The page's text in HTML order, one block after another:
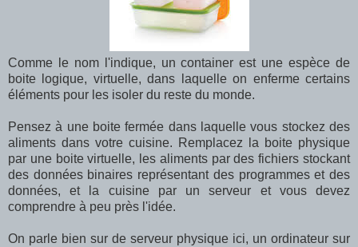
Comme le nom l'indique, un container est une espèce de
boite logique, virtuelle, dans laquelle on enferme certains
éléments pour les isoler du reste du monde.
Pensez à une boite fermée dans laquelle vous stockez des
aliments dans votre cuisine. Remplacez la boite physique
par une boite virtuelle, les aliments par des fichiers stockant
des données binaires représentant des programmes et des
données, et la cuisine par un serveur et vous devez
comprendre à peu près l'idée.
On parle bien sur de serveur physique ici, un ordinateur sur